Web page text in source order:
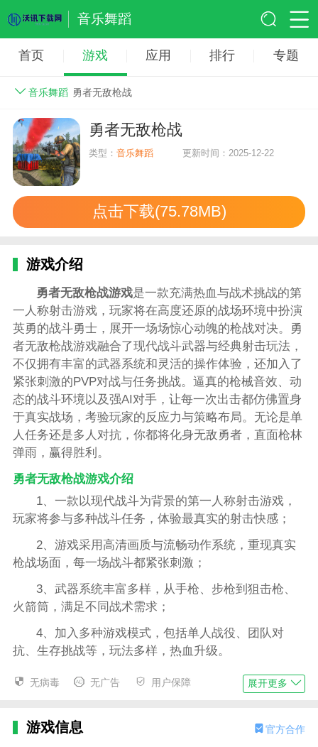
音乐舞蹈
首页 游戏 应用 排行 专题
音乐舞蹈 勇者无敌枪战
勇者无敌枪战
类型：音乐舞蹈 更新时间：2025-12-22
点击下载(75.78MB)
游戏介绍
勇者无敌枪战游戏是一款充满热血与战术挑战的第
一人称射击游戏，玩家将在高度还原的战场环境中扮演
英勇的战斗勇士，展开一场场惊心动魄的枪战对决。勇
者无敌枪战游戏融合了现代战斗武器与经典射击玩法，
不仅拥有丰富的武器系统和灵活的操作体验，还加入了
紧张刺激的PVP对战与任务挑战。逼真的枪械音效、动
态的战斗环境以及强AI对手，让每一次出击都仿佛置身
于真实战场，考验玩家的反应力与策略布局。无论是单
人任务还是多人对抗，你都将化身无敌勇者，直面枪林
弹雨，赢得胜利。
勇者无敌枪战游戏介绍
1、一款以现代战斗为背景的第一人称射击游戏，
玩家将参与多种战斗任务，体验最真实的射击快感；
2、游戏采用高清画质与流畅动作系统，重现真实
枪战场面，每一场战斗都紧张刺激；
3、武器系统丰富多样，从手枪、步枪到狙击枪、
火箭筒，满足不同战术需求；
4、加入多种游戏模式，包括单人战役、团队对
抗、生存挑战等，玩法多样，热血升级。
勇者无敌枪战游戏玩法
准、点击射击，灵活控制角色移动和换弹；
无病毒 无广告 用户保障 展开更多
游戏信息 官方合作